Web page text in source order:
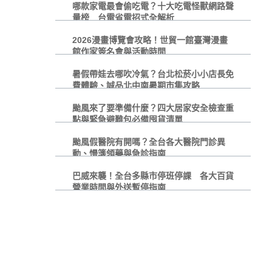
哪款家電最會偷吃電？十大吃電怪獸網路聲
量榜 台電省電招式全解析
2026漫畫博覽會攻略！世貿一館臺灣漫畫
館作家簽名會與活動時間
暑假帶娃去哪吹冷氣？台北松菸小小店長免
費體驗、誠品北中南暑期市集攻略
颱風來了要準備什麼？四大居家安全檢查重
點與緊急避難包必備囤貨清單
颱風假醫院有開嗎？全台各大醫院門診異
動、慢箋領藥與急診指南
巴威來襲！全台多縣市停班停課 各大百貨
營業時間與外送暫停指南